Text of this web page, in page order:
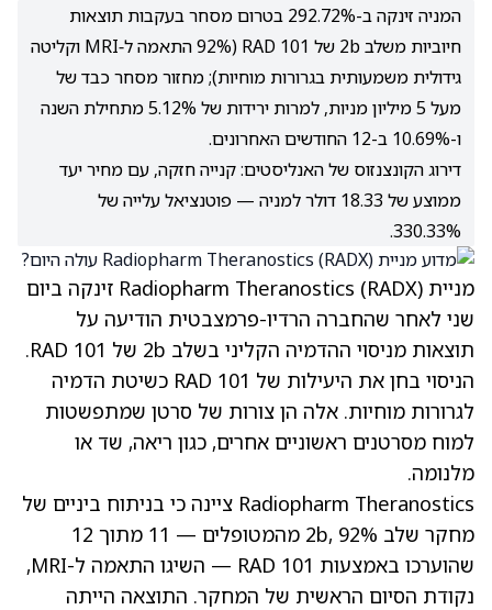
המניה זינקה ב-292.72% בטרום מסחר בעקבות תוצאות
חיוביות משלב 2b של RAD 101 (92% התאמה ל‑MRI וקליטה
גידולית משמעותית בגרורות מוחיות); מחזור מסחר כבד של
מעל 5 מיליון מניות, למרות ירידות של 5.12% מתחילת השנה
ו-10.69% ב-12 החודשים האחרונים.
דירוג הקונצנזוס של האנליסטים: קנייה חזקה, עם מחיר יעד
ממוצע של 18.33 דולר למניה — פוטנציאל עלייה של
330.33%.
מניית Radiopharm Theranostics (RADX)
זינקה ביום
שני לאחר שהחברה הרדיו-פרמצבטית הודיעה על
תוצאות מניסוי ההדמיה הקליני בשלב 2b של RAD 101.
הניסוי בחן את היעילות של RAD 101 כשיטת הדמיה
לגרורות מוחיות. אלה הן צורות של סרטן שמתפשטות
למוח מסרטנים ראשוניים אחרים, כגון ריאה, שד או
מלנומה.
Radiopharm Theranostics ציינה כי בניתוח ביניים של
מחקר שלב 2b, 92% מהמטופלים — 11 מתוך 12
שהוערכו באמצעות RAD 101 — השיגו התאמה ל-MRI,
נקודת הסיום הראשית של המחקר. התוצאה הייתה